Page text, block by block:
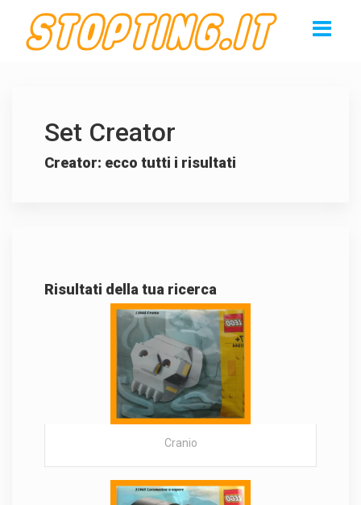
Set Creator
Creator: ecco tutti i risultati
Risultati della tua ricerca
Cranio